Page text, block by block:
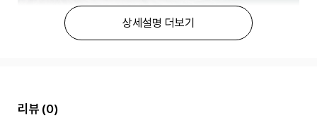
상세설명 더보기
리뷰 (0)